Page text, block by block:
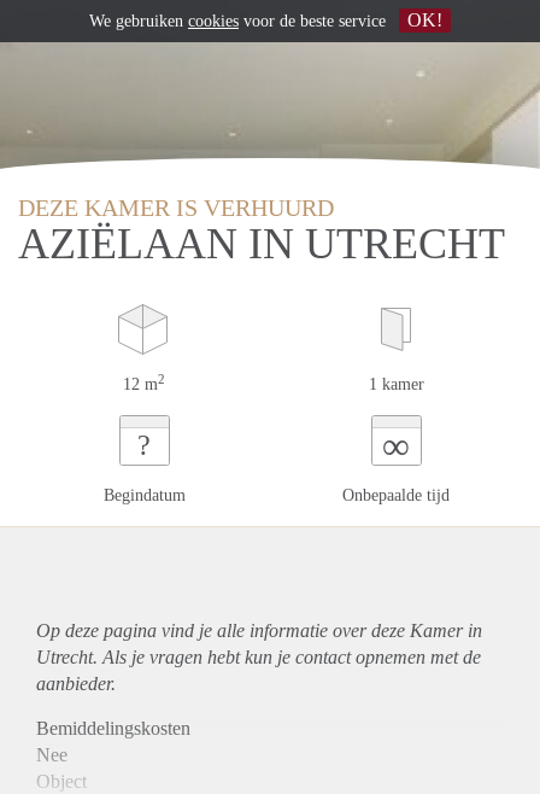
DEZE KAMER IS VERHUURD
AZIËLAAN IN UTRECHT
12 m2 1 kamer
?
Begindatum
∞
Onbepaalde tijd
Op deze pagina vind je alle informatie over deze Kamer in
Utrecht. Als je vragen hebt kun je contact opnemen met de
aanbieder.
Bemiddelingskosten
Nee
Object
We gebruiken cookies voor de beste service OK!